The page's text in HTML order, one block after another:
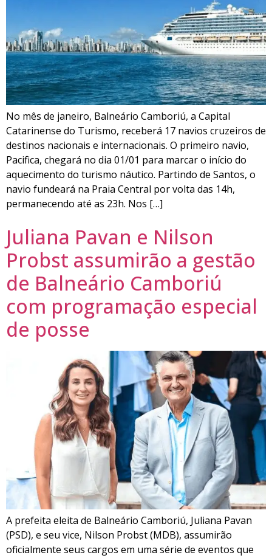
No mês de janeiro, Balneário Camboriú, a Capital
Catarinense do Turismo, receberá 17 navios cruzeiros de
destinos nacionais e internacionais. O primeiro navio,
Pacifica, chegará no dia 01/01 para marcar o início do
aquecimento do turismo náutico. Partindo de Santos, o
navio fundeará na Praia Central por volta das 14h,
permanecendo até as 23h. Nos […]
Juliana Pavan e Nilson
Probst assumirão a gestão
de Balneário Camboriú
com programação especial
de posse
A prefeita eleita de Balneário Camboriú, Juliana Pavan
(PSD), e seu vice, Nilson Probst (MDB), assumirão
oficialmente seus cargos em uma série de eventos que